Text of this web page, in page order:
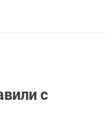
с